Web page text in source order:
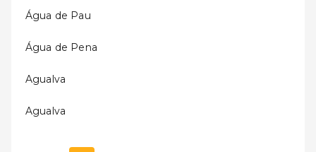
Água de Pau
Água de Pena
Agualva
Agualva